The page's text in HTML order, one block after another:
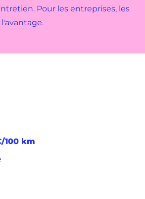
Pour les entreprises, les
100 km